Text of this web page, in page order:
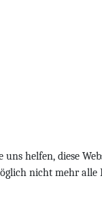
helfen, diese
nicht mehr